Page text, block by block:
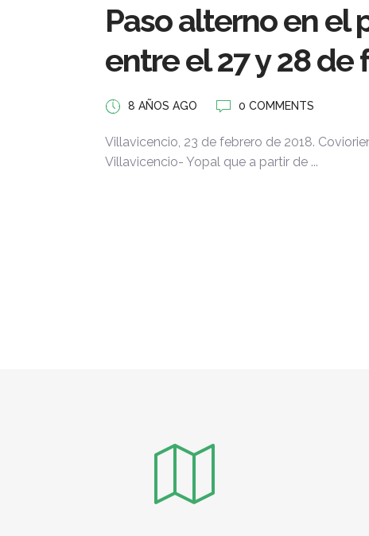
Paso alterno en el
entre el 27 y 28 de
8 AÑOS AGO 0 COMMENTS
Villavicencio, 23 de febrero de 2018.
Villavicencio- Yopal que a partir de ...